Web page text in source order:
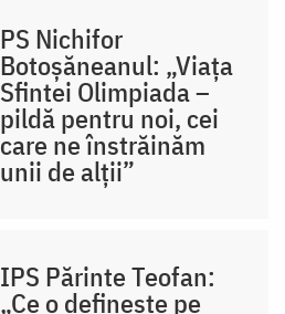
PS Nichifor
Botoșăneanul: „Viața
Sfintei Olimpiada –
pildă pentru noi, cei
care ne înstrăinăm
unii de alții”
IPS Părinte Teofan:
„Ce o definește pe